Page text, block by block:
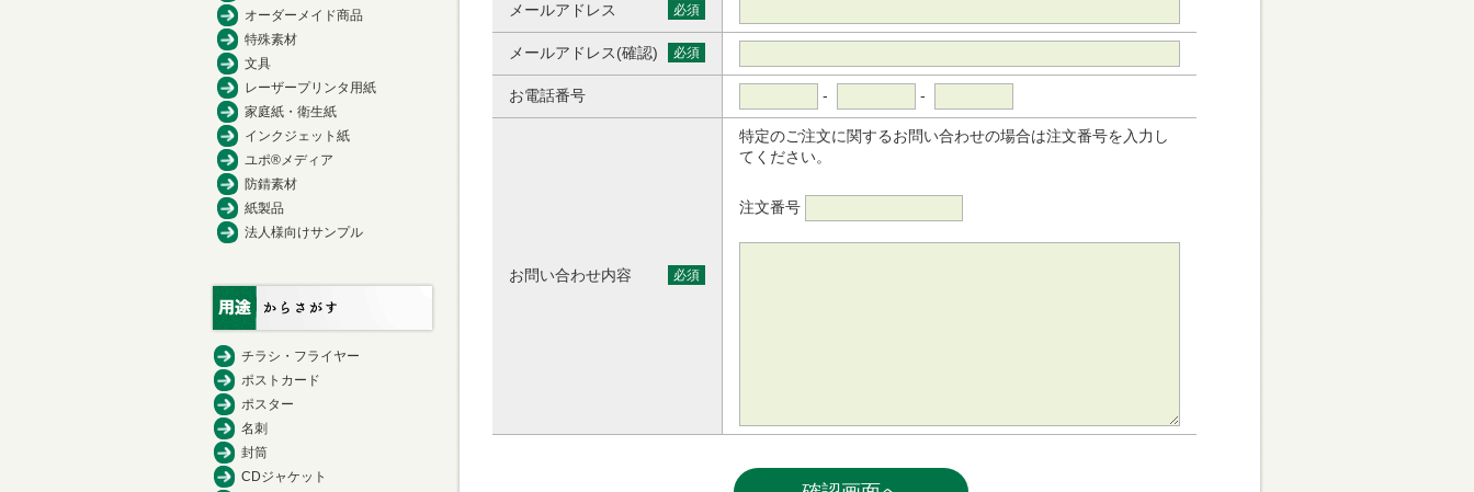
メールアドレス 必須
メールアドレス(確認) 必須
お電話番号 - -
お問い合わせ内容 必須
特定のご注文に関するお問い合わせの場合は注文番号を入力し
てください。
注文番号
オーダーメイド商品
特殊素材
文具
レーザープリンタ用紙
家庭紙・衛生紙
インクジェット紙
ユポ®メディア
防錆素材
紙製品
法人様向けサンプル
チラシ・フライヤー
ポストカード
ポスター
名刺
封筒
CDジャケット